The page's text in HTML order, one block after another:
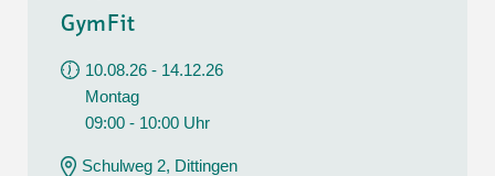
GymFit
10.08.26 - 14.12.26
Montag
09:00 - 10:00 Uhr
Schulweg 2, Dittingen